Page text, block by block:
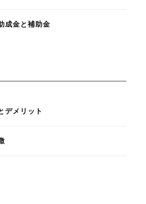
成金と補助金
デメリット